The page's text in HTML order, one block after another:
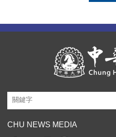
CHU NEWS MEDIA